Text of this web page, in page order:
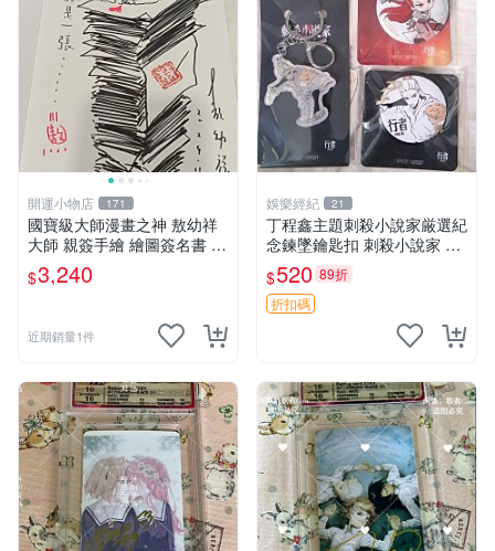
開運小物店 171
國寶級大師漫畫之神 敖幼祥
大師 親簽手繪 繪圖簽名書 機
會難得敖大師一輩子繪圖創作
多年有一句老師最金典名言
$3,240
近期銷量1件
娛樂經紀 21
丁程鑫主題刺殺小說家厳選紀
念鍊墜鑰匙扣 刺殺小說家 丁
程鑫 鍊墜
$520 89折
折扣碼